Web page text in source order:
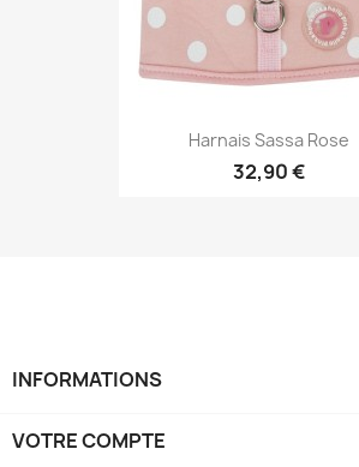
Harnais Sassa Rose
32,90 €
INFORMATIONS
VOTRE COMPTE